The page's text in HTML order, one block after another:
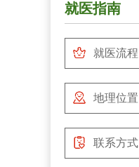
就医指南
就医流程
地理位置
联系方式